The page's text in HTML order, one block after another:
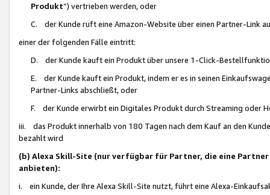
Produkt“) vertrieben werden, oder
C. der Kunde ruft eine Amazon-Website über einen Partner-Link
einer der folgenden Fälle eintritt:
D. der Kunde kauft ein Produkt über unsere 1-Click-
E. der Kunde kauft ein Produkt, indem er es in seinen
Partner-Links abschließt, oder
F. der Kunde erwirbt ein Digitales Produkt durch Streaming oder
iii. das Produkt innerhalb von 180 Tagen nach dem Kauf an den
bezahlt wird
(b) Alexa Skill-Site (nur verfügbar für Partner, die eine
anbieten):
i. ein Kunde, der Ihre Alexa Skill-Site nutzt, führt eine Alexa-